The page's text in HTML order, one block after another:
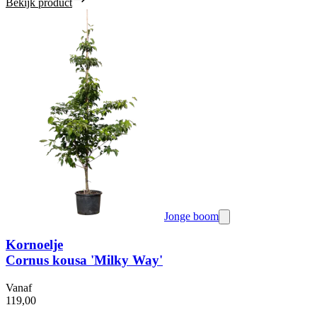
Bekijk product
Jonge boom
Kornoelje
Cornus kousa 'Milky Way'
Vanaf
119,00